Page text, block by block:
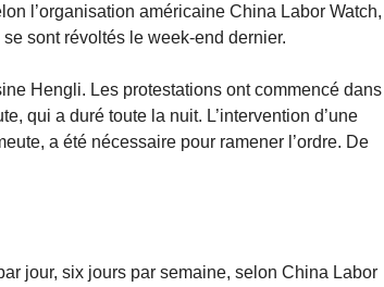
l’organisation américaine China Labor Watch,
sont révoltés le week-end dernier.
Hengli. Les protestations ont commencé dans
qui a duré toute la nuit. L’intervention d’une
a été nécessaire pour ramener l’ordre. De
jour, six jours par semaine, selon China Labor